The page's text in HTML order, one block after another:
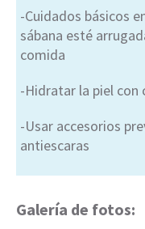
-Cuidados básicos
sábana esté
comida
-Hidratar la piel con
-Usar accesorios
antiescaras
Galería de fotos: